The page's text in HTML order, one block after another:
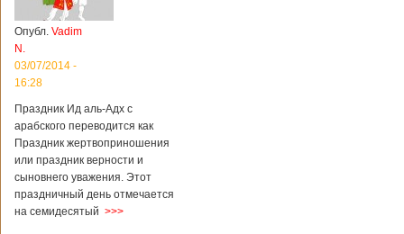
Опубл. Vadim
N.
03/07/2014 -
16:28
Праздник Ид аль-Адх с
арабского переводится как
Праздник жертвоприношения
или праздник верности и
сыновнего уважения. Этот
праздничный день отмечается
на семидесятый >>>